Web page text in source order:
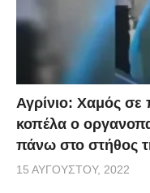
Αγρίνιο: Χαμός σε
κοπέλα ο
πάνω στο στήθος
15 ΑΥΓΟΎΣΤΟΥ, 2022